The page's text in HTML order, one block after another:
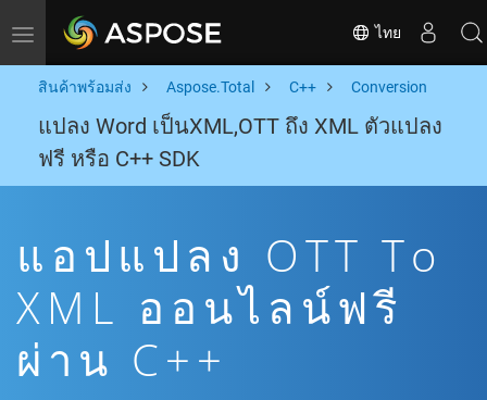
Toggle navigation ไทย
สินค้าพร้อมส่ง Aspose.Total C++ Conversion
แปลง Word เป็นXML,OTT ถึง XML ตัวแปลง
ฟรี หรือ C++ SDK
แอปแปลง OTT To
XML ออนไลน์ฟรี
ผ่าน C++